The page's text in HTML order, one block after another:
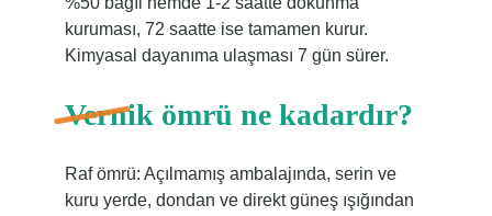
kuruması, 72 saatte ise tamamen kurur.
Kimyasal dayanıma ulaşması 7 gün sürer.
Vernik ömrü ne kadardır?
Raf ömrü: Açılmamış ambalajında, serin ve
kuru yerde, dondan ve direkt güneş ışığından